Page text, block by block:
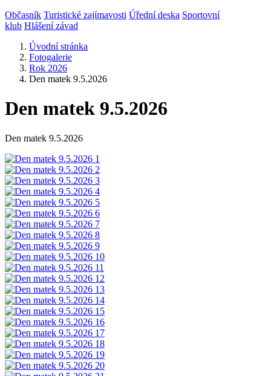
Občasník Turistické zajímavosti Úřední deska Sportovní
klub Hlášení závad
Úvodní stránka
Fotogalerie
Rok 2026
Den matek 9.5.2026
Den matek 9.5.2026
Den matek 9.5.2026